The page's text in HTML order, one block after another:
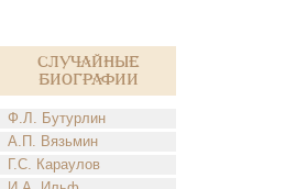
Случайные
биографии
Ф.Л. Бутурлин
А.П. Вязьмин
Г.С. Караулов